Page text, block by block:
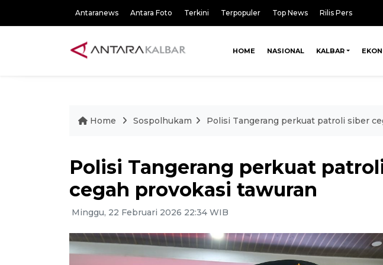
Antaranews Antara Foto Terkini Terpopuler Top News Rilis Pers
HOME NASIONAL KALBAR
Home Sospolhukam Polisi Tangerang perkuat patroli siber
Polisi Tangerang perkuat
cegah provokasi tawuran
Minggu, 22 Februari 2026 22:34 WIB